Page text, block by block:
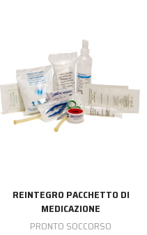
REINTEGRO PACCHETTO DI
MEDICAZIONE
PRONTO SOCCORSO